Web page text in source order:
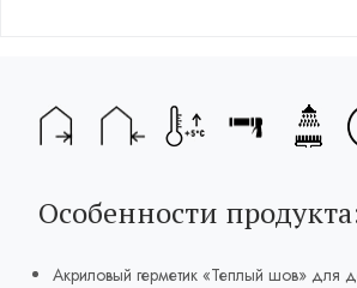
Особенности
Акриловый герметик «Теплый шов» для